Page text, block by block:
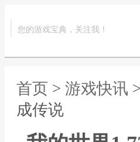
您的游戏宝典，关注我！
首页 > 游戏快讯
成传说